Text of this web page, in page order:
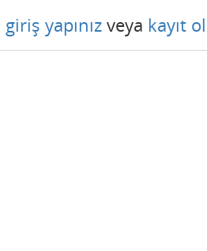
giriş yapınız veya kayıt